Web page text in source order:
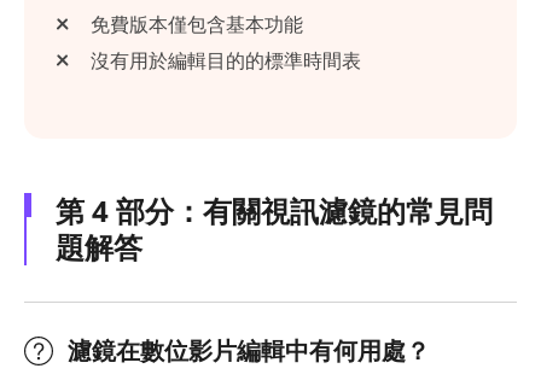
免費版本僅包含基本功能
沒有用於編輯目的的標準時間表
第 4 部分：有關視訊濾鏡的常見問
題解答
濾鏡在數位影片編輯中有何用處？